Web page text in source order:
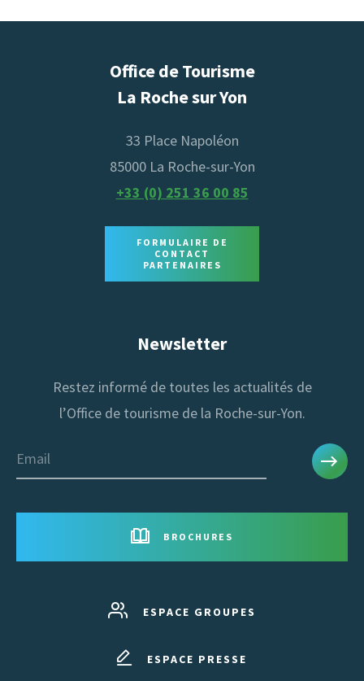
Office de Tourisme
La Roche sur Yon
33 Place Napoléon
85000 La Roche-sur-Yon
+33 (0) 251 36 00 85
FORMULAIRE DE
CONTACT
PARTENAIRES
Newsletter
Restez informé de toutes les actualités de
l’Office de tourisme de la Roche-sur-Yon.
Email
BROCHURES
ESPACE GROUPES
ESPACE PRESSE